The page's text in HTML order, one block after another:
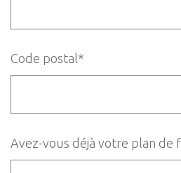
Code postal*
Avez-vous déjà votre plan de